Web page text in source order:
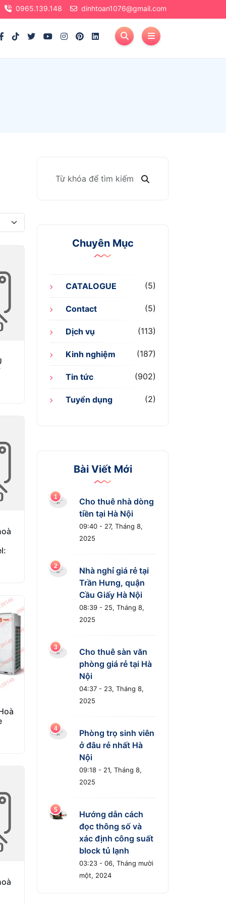
0965.139.148 dinhtoan1076@gmail.com
Chuyên Mục
CATALOGUE (5)
Contact (5)
Dịch vụ (113)
Kinh nghiệm (187)
Tin tức (902)
Tuyển dụng (2)
Bài Viết Mới
Cho thuê nhà dòng
tiền tại Hà Nội
09:40 - 27, Tháng 8,
2025
Nhà nghỉ giá rẻ tại
Trần Hưng, quận
Cầu Giấy Hà Nội
08:39 - 25, Tháng 8,
2025
Cho thuê sàn văn
phòng giá rẻ tại Hà
Nội
04:37 - 23, Tháng 8,
2025
Phòng trọ sinh viên
ở đâu rẻ nhất Hà
Nội
09:18 - 21, Tháng 8,
2025
Hướng dẫn cách
đọc thông số và
xác định công suất
block tủ lạnh
03:23 - 06, Tháng mười
một, 2024